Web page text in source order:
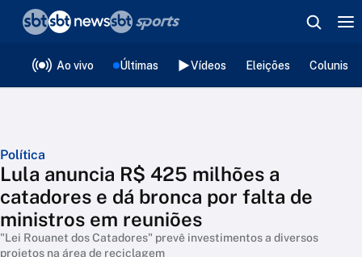
Ao vivo Últimas Vídeos Eleições
Política
Lula anuncia R$ 425 milhões a
catadores e dá bronca por falta de
ministros em reuniões
"Lei Rouanet dos Catadores" prevê investimentos a diversos
projetos na área de reciclagem
❮voltar
Editorias